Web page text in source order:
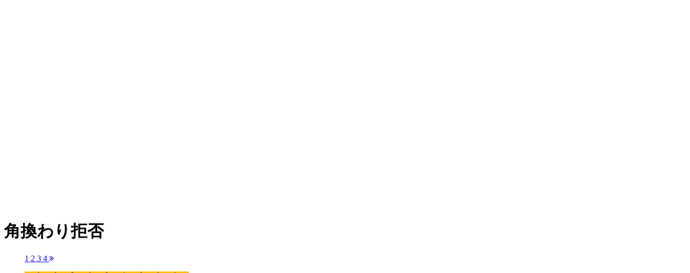
角換わり拒否
1 2 3 4